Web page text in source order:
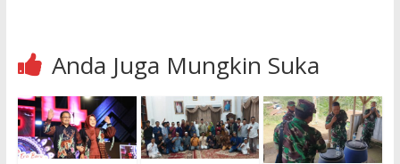
Anda Juga Mungkin Suka